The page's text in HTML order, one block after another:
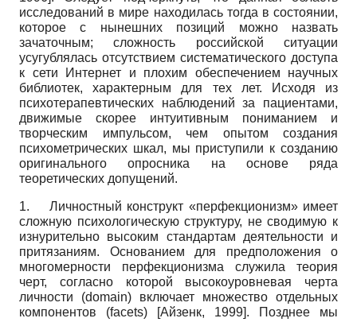
исследований в мире находилась тогда в состоянии,
которое с нынешних позиций можно назвать
зачаточным; сложность российской ситуации
усугублялась отсутствием систематического доступа
к сети Интернет и плохим обеспечением научных
библиотек, характерным для тех лет. Исходя из
психотерапевтических наблюдений за пациентами,
движимые скорее интуитивным пониманием и
творческим импульсом, чем опытом создания
психометрических шкал, мы приступили к созданию
оригинального опросника на основе ряда
теоретических допущений.
1.Личностный конструкт «перфекционизм» имеет
сложную психологическую структуру, не сводимую к
изнурительно высоким стандартам деятельности и
притязаниям. Основанием для предположения о
многомерности перфекционизма служила теория
черт, согласно которой вы­сокоуровневая черта
личности (domain) включает множество отдельных
компонентов (facets) [Айзенк, 1999].
Позднее мы